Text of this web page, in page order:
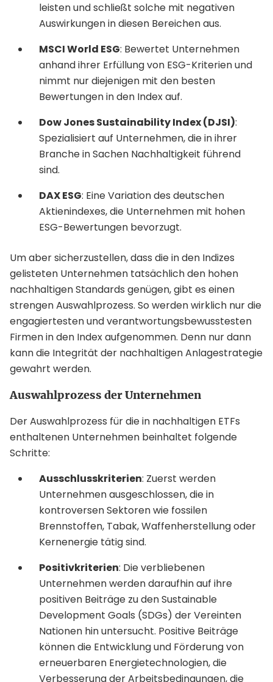
leisten und schließt solche mit negativen
Auswirkungen in diesen Bereichen aus.
MSCI World ESG: Bewertet Unternehmen
anhand ihrer Erfüllung von ESG-Kriterien und
nimmt nur diejenigen mit den besten
Bewertungen in den Index auf.
Dow Jones Sustainability Index (DJSI):
Spezialisiert auf Unternehmen, die in ihrer
Branche in Sachen Nachhaltigkeit führend
sind.
DAX ESG: Eine Variation des deutschen
Aktienindexes, die Unternehmen mit hohen
ESG-Bewertungen bevorzugt.
Um aber sicherzustellen, dass die in den Indizes
gelisteten Unternehmen tatsächlich den hohen
nachhaltigen Standards genügen, gibt es einen
strengen Auswahlprozess. So werden wirklich nur die
engagiertesten und verantwortungsbewusstesten
Firmen in den Index aufgenommen. Denn nur dann
kann die Integrität der nachhaltigen Anlagestrategie
gewahrt werden.
Auswahlprozess der Unternehmen
Der Auswahlprozess für die in nachhaltigen ETFs
enthaltenen Unternehmen beinhaltet folgende
Schritte:
Ausschlusskriterien: Zuerst werden
Unternehmen ausgeschlossen, die in
kontroversen Sektoren wie fossilen
Brennstoffen, Tabak, Waffenherstellung oder
Kernenergie tätig sind.
Positivkriterien: Die verbliebenen
Unternehmen werden daraufhin auf ihre
positiven Beiträge zu den Sustainable
Development Goals (SDGs) der Vereinten
Nationen hin untersucht. Positive Beiträge
können die Entwicklung und Förderung von
erneuerbaren Energietechnologien, die
Verbesserung der Arbeitsbedingungen, die